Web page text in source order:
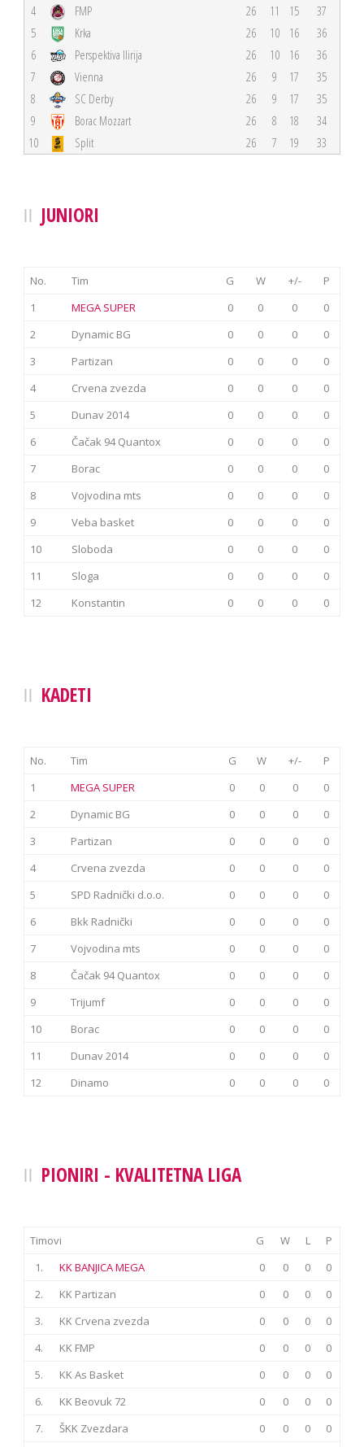
4 FMP 26 11 15
37
5
Krka 26 10 16
36
6
Perspektiva Ilirija 26 10 16
36
7
Vienna 26 9 17
35
8
SC Derby 26 9 17
35
9
Borac Mozzart 26 8 18
34
10
Split 26 7 19 33
JUNIORI
No. Tim G W +/-
P
1
MEGA SUPER 0 0 0
0
2
Dynamic BG 0 0 0
0
3
Partizan 0 0 0
0
4
Crvena zvezda 0 0 0
0
5
Dunav 2014 0 0 0
0
6
Čačak 94 Quantox 0 0 0
0
7
Borac 0 0 0
0
8
Vojvodina mts 0 0 0
0
9
Veba basket 0 0 0
0
10
Sloboda 0 0 0
0
11
Sloga 0 0 0
0
12
Konstantin 0 0 0 0
KADETI
No. Tim G W +/-
P
1
MEGA SUPER 0 0 0
0
2
Dynamic BG 0 0 0
0
3
Partizan 0 0 0
0
4
Crvena zvezda 0 0 0
0
5
SPD Radnički d.o.o. 0 0 0
0
6
Bkk Radnički 0 0 0
0
7
Vojvodina mts 0 0 0
0
8
Čačak 94 Quantox 0 0 0
0
9
Trijumf 0 0 0
0
10
Borac 0 0 0
0
11
Dunav 2014 0 0 0
0
12
Dinamo 0 0 0 0
PIONIRI - KVALITETNA LIGA
Timovi G W L
P
1.
KK BANJICA MEGA 0 0 0
0
2.
KK Partizan 0 0 0
0
3.
KK Crvena zvezda 0 0 0
0
4.
KK FMP 0 0 0
0
5.
KK As Basket 0 0 0
0
6.
KK Beovuk 72 0 0 0
0
7.
ŠKK Zvezdara 0 0 0
0